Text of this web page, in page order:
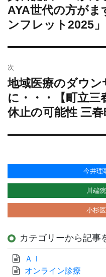
ビ
ゲ
ョ
ン
去
の
投
AYA世代の方が
ンフレット2025」
次
次
の
投
稿:
地域医療のダウ
に・・・【町立三
休止の可能性 三春
今井理
川端
小杉
カテゴリーから記事
ＡＩ
オンライン診療